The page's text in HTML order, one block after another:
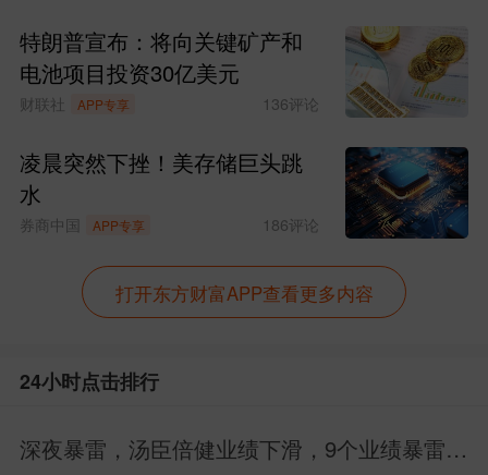
特朗普宣布：将向关键矿产和
电池项目投资30亿美元
财联社 APP专享 136评论
凌晨突然下挫！美存储巨头跳
水
券商中国 APP专享 186评论
打开东方财富APP查看更多内容
24小时点击排行
深夜暴雷，汤臣倍健业绩下滑，9个业绩暴雷，